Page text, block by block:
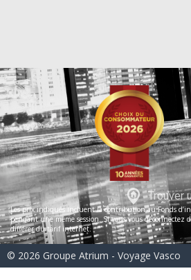
Trouver
Les prix indiqués incluent la contribution au Fonds
pendant une même session. Si vous vous
différer du tarif internet.
© 2026 Groupe Atrium - Voyage Vasco